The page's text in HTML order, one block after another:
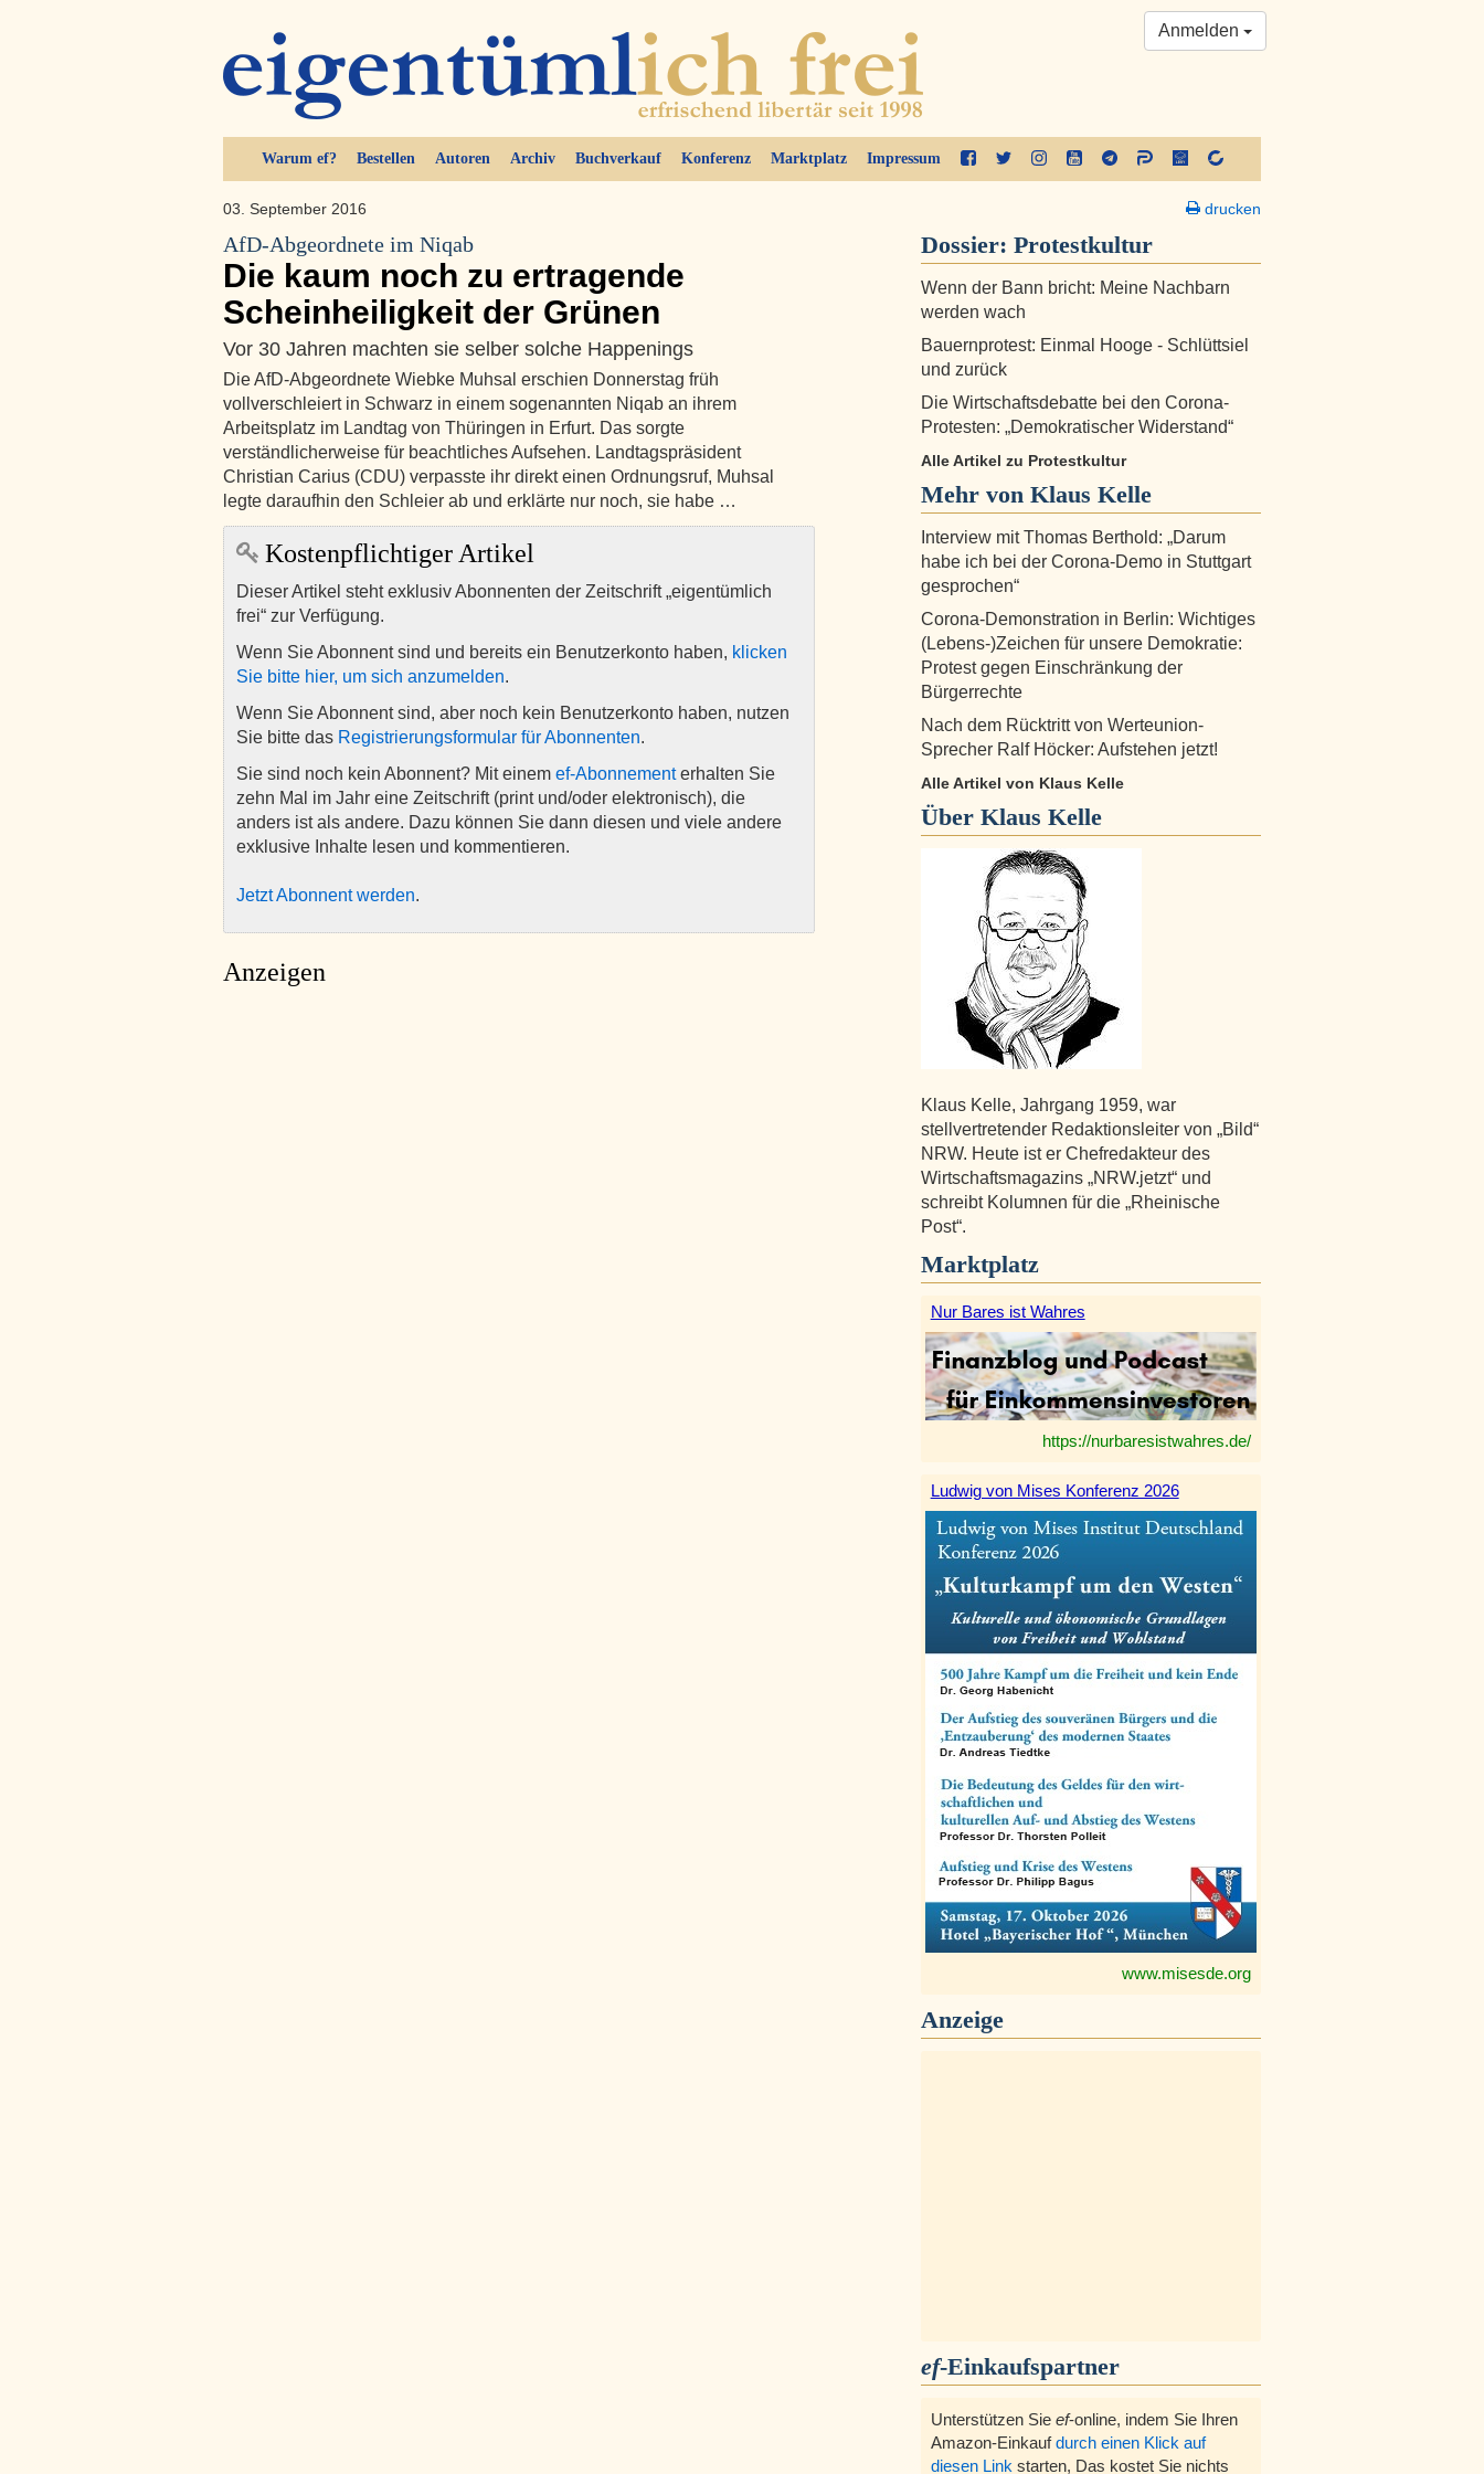
Warum ef? Bestellen Autoren Archiv Buchverkauf Konferenz Marktplatz Impressum
Anmelden
03. September 2016
AfD-Abgeordnete im Niqab
Die kaum noch zu ertragende
Scheinheiligkeit der Grünen
Vor 30 Jahren machten sie selber solche Happenings
Die AfD-Abgeordnete Wiebke Muhsal erschien Donnerstag früh
vollverschleiert in Schwarz in einem sogenannten Niqab an ihrem
Arbeitsplatz im Landtag von Thüringen in Erfurt. Das sorgte
verständlicherweise für beachtliches Aufsehen. Landtagspräsident
Christian Carius (CDU) verpasste ihr direkt einen Ordnungsruf, Muhsal
legte daraufhin den Schleier ab und erklärte nur noch, sie habe …
Kostenpflichtiger Artikel
Dieser Artikel steht exklusiv Abonnenten der Zeitschrift „eigentümlich
frei“ zur Verfügung.
Wenn Sie Abonnent sind und bereits ein Benutzerkonto haben, klicken
Sie bitte hier, um sich anzumelden.
Wenn Sie Abonnent sind, aber noch kein Benutzerkonto haben, nutzen
Sie bitte das Registrierungsformular für Abonnenten.
Sie sind noch kein Abonnent? Mit einem ef-Abonnementerhalten Sie
zehn Mal im Jahr eine Zeitschrift (print und/oder elektronisch), die
anders ist als andere. Dazu können Sie dann diesen und viele andere
exklusive Inhalte lesen und kommentieren.
Jetzt Abonnent werden.
Anzeigen
drucken
Dossier: Protestkultur
Wenn der Bann bricht: Meine Nachbarn
werden wach
Bauernprotest: Einmal Hooge - Schlüttsiel
und zurück
Die Wirtschaftsdebatte bei den Corona-
Protesten: „Demokratischer Widerstand“
Alle Artikel zu Protestkultur
Mehr von Klaus Kelle
Interview mit Thomas Berthold: „Darum
habe ich bei der Corona-Demo in Stuttgart
gesprochen“
Corona-Demonstration in Berlin: Wichtiges
(Lebens-)Zeichen für unsere Demokratie:
Protest gegen Einschränkung der
Bürgerrechte
Nach dem Rücktritt von Werteunion-
Sprecher Ralf Höcker: Aufstehen jetzt!
Alle Artikel von Klaus Kelle
Über Klaus Kelle
Klaus Kelle, Jahrgang 1959, war
stellvertretender Redaktionsleiter von „Bild“
NRW. Heute ist er Chefredakteur des
Wirtschaftsmagazins „NRW.jetzt“ und
schreibt Kolumnen für die „Rheinische
Post“.
Marktplatz
Nur Bares ist Wahres
https://nurbaresistwahres.de/
Ludwig von Mises Konferenz 2026
www.misesde.org
Anzeige
ef-Einkaufspartner
Unterstützen Sie ef-online, indem Sie Ihren
Amazon-Einkaufdurch einen Klick auf
diesen Link starten, Das kostet Sie nichts